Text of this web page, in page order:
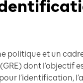
politique et un
dont l’objectif
l’identification,